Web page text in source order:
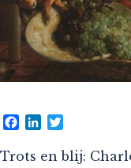
Facebook
LinkedIn
Trots en blij: